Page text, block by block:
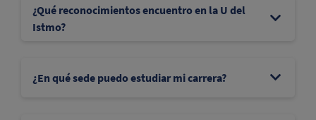
¿Qué reconocimientos encuentro en la U del
Istmo?
¿En qué sede puedo estudiar mi carrera?